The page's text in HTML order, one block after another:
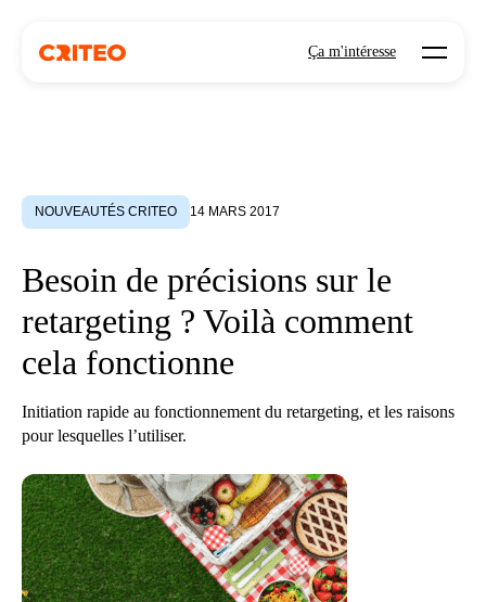
Ça m'intéresse Open
NOUVEAUTÉS CRITEO 14 MARS 2017
Besoin de précisions sur le
retargeting ? Voilà comment
cela fonctionne
Initiation rapide au fonctionnement du retargeting, et les raisons
pour lesquelles l’utiliser.